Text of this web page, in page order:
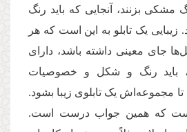
مشکی بزنند، آنجایی که باید رنگ
زیبایی یک تابلو به این است که هر
جای معینی داشته باشد، دارای
باید رنگ و شکل و خصوصیات
مجموعه‌اش یک تابلوی زیبا بشود.
که همین جواب درست است.